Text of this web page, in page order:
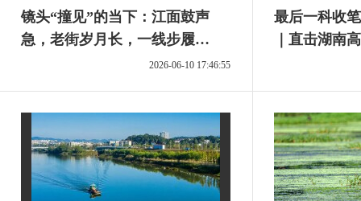
镜头“撞见”的当下：江面鼓声
急，老街岁月长，一线步履
2026-06-10 17:46:55
最后一科收
｜直击湖南